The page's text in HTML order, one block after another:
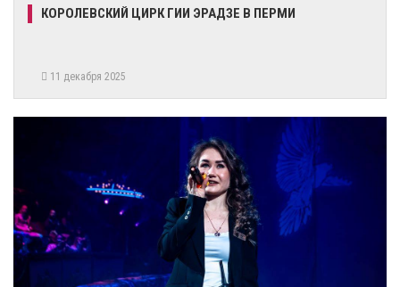
КОРОЛЕВСКИЙ ЦИРК ГИИ ЭРАДЗЕ В ПЕРМИ
11 декабря 2025